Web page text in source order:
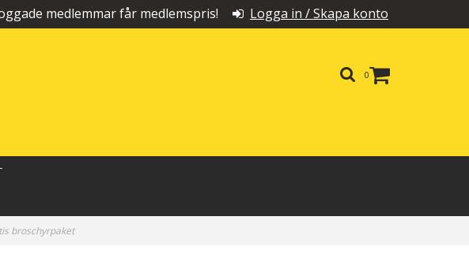
medlemmar får medlemspris! Logga in / Skapa konto
0
broschyrpaket